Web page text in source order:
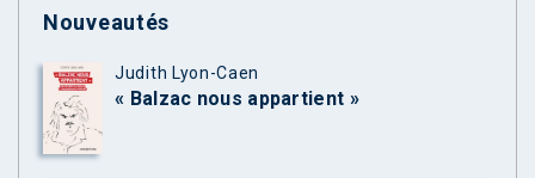
Nouveautés
Judith Lyon-Caen
« Balzac nous appartient »